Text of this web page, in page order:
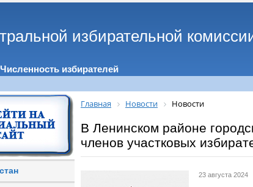
избирательной
Численность избирателей
Главная Новости Новости
В Ленинском районе
членов участковых
23 августа 2024